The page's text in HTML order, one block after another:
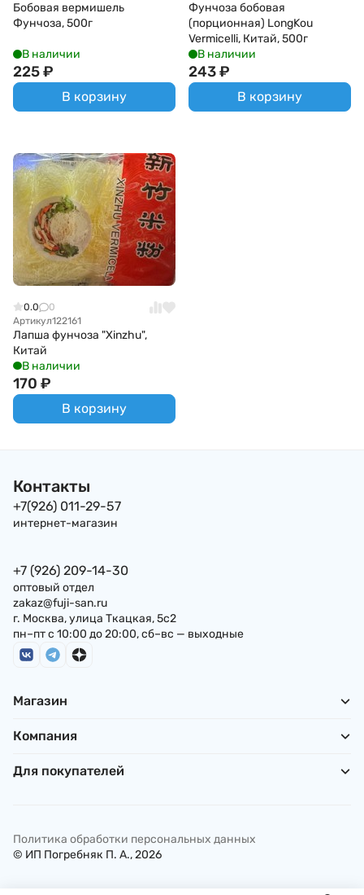
Бобовая вермишель
Фунчоза, 500г
В наличии
225₽
В корзину
Фунчоза бобовая
(порционная) LongKou
Vermicelli, Китай, 500г
В наличии
243₽
В корзину
0.0
0
Артикул122161
Лапша фунчоза "Xinzhu",
Китай
В наличии
170 ₽
В корзину
Контакты
+7(926) 011-29-57
интернет-магазин
+7 (926) 209-14-30
оптовый отдел
zakaz@fuji-san.ru
г. Москва, улица Ткацкая, 5с2
пн–пт с 10:00 до 20:00, сб–вс — выходные
Магазин
Компания
Для покупателей
© ИП Погребняк П. А., 2026
Политика обработки персональных данных